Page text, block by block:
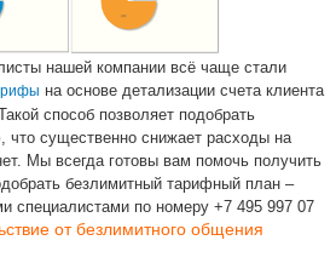
нашей компании всё чаще стали
на основе детализации счета клиента
способ позволяет подобрать
что существенно снижает расходы на
Мы всегда готовы вам помочь получить
безлимитный тарифный план –
специалистами по номеру +7 495 997 07
от безлимитного общения